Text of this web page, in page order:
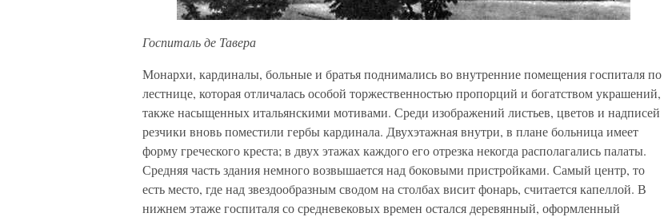
Госпиталь де Тавера
Монархи, кардиналы, больные и братья поднимались во внутренние помещения госпиталя по
лестнице, которая отличалась особой торжественностью пропорций и богатством украшений,
также насыщенных итальянскими мотивами. Среди изображений листьев, цветов и надписей
резчики вновь поместили гербы кардинала. Двухэтажная внутри, в плане больница имеет
форму греческого креста; в двух этажах каждого его отрезка некогда располагались палаты.
Средняя часть здания немного возвышается над боковыми пристройками. Самый центр, то
есть место, где над звездообразным сводом на столбах висит фонарь, считается капеллой. В
нижнем этаже госпиталя со средневековых времен остался деревянный, оформленный